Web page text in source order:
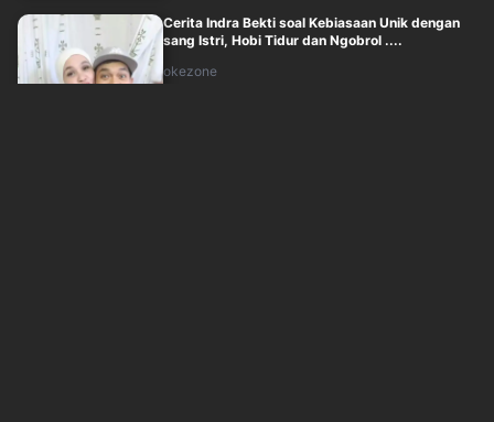
Cerita Indra Bekti soal Kebiasaan Unik dengan
sang Istri, Hobi Tidur dan Ngobrol ....
okezone